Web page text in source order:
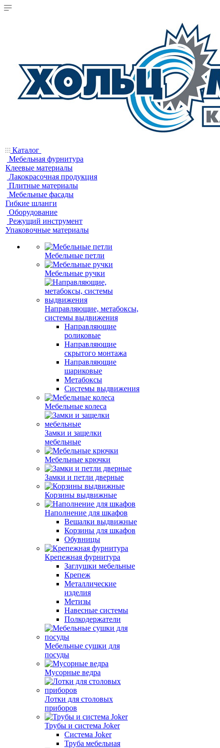
Каталог
Мебельная фурнитура
Клеевые материалы
Лакокрасочная продукция
Плитные материалы
Мебельные фасады
Гибкие шланги
Оборудование
Режущий инструмент
Упаковочные материалы
Мебельные петли
Мебельные ручки
Направляющие, метабоксы,
системы выдвижения
Направляющие
роликовые
Направляющие
скрытого монтажа
Направляющие
шариковые
Метабоксы
Системы выдвижения
Мебельные колеса
Замки и защелки
мебельные
Мебельные крючки
Замки и петли дверные
Корзины выдвижные
Наполнение для шкафов
Вешалки выдвижные
Корзины для шкафов
Обувницы
Крепежная фурнитура
Заглушки мебельные
Крепеж
Металлические
изделия
Метизы
Навесные системы
Полкодержатели
Мебельные сушки для
посуды
Мусорные ведра
Лотки для столовых
приборов
Трубы и система Joker
Система Joker
Труба мебельная